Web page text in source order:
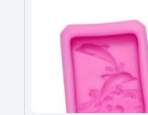
Nietoksyczna i
nietoksyczna formuła,
potrzeby rękawic lub
odporność i trwałość:
ponad 50 odlewów, z
wynoszącą 24 i
(<0,1%).
Antypoślizgowa, nie
separujących ani